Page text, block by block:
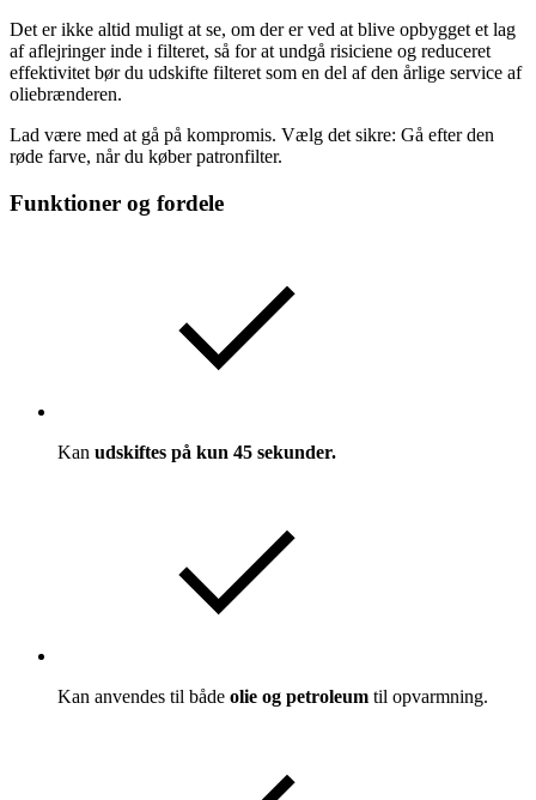
Det er ikke altid muligt at se, om der er ved at blive opbygget et lag
af aflejringer inde i filteret, så for at undgå risiciene og reduceret
effektivitet bør du udskifte filteret som en del af den årlige service af
oliebrænderen.
Lad være med at gå på kompromis. Vælg det sikre: Gå efter den
røde farve, når du køber patronfilter.
Funktioner og fordele
Kan udskiftes på kun 45 sekunder.
Kan anvendes til både olie og petroleum til opvarmning.